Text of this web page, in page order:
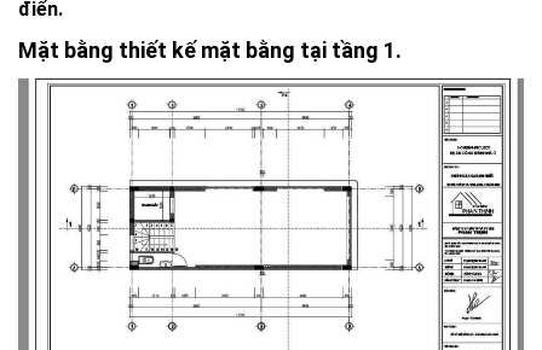
điển.
Mặt bằng thiết kế mặt bằng tại tầng 1.